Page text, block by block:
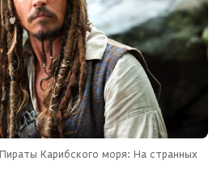
Карибского моря: На странных